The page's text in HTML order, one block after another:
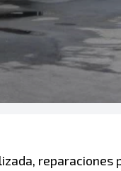
reparaciones